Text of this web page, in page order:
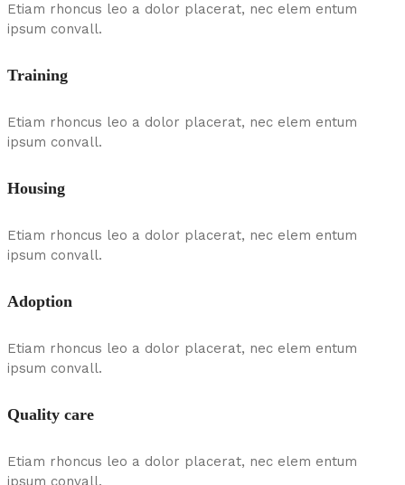
Etiam rhoncus leo a dolor placerat, nec elem entum
ipsum convall.
Training
Etiam rhoncus leo a dolor placerat, nec elem entum
ipsum convall.
Housing
Etiam rhoncus leo a dolor placerat, nec elem entum
ipsum convall.
Adoption
Etiam rhoncus leo a dolor placerat, nec elem entum
ipsum convall.
Quality care
Etiam rhoncus leo a dolor placerat, nec elem entum